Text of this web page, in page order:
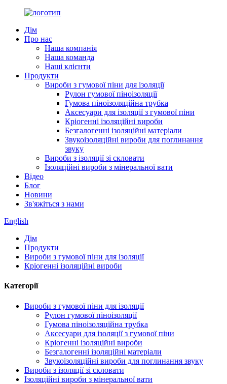
Дім
Про нас
Наша компанія
Наша команда
Наші клієнти
Продукти
Вироби з гумової піни для ізоляції
Рулон гумової піноізоляції
Гумова піноізоляційна трубка
Аксесуари для ізоляції з гумової піни
Кріогенні ізоляційні вироби
Безгалогенні ізоляційні матеріали
Звукоізоляційні вироби для поглинання
звуку
Вироби з ізоляції зі скловати
Ізоляційні вироби з мінеральної вати
Відео
Блог
Новини
Зв'яжіться з нами
English
Дім
Продукти
Вироби з гумової піни для ізоляції
Кріогенні ізоляційні вироби
Категорії
Вироби з гумової піни для ізоляції
Рулон гумової піноізоляції
Гумова піноізоляційна трубка
Аксесуари для ізоляції з гумової піни
Кріогенні ізоляційні вироби
Безгалогенні ізоляційні матеріали
Звукоізоляційні вироби для поглинання звуку
Вироби з ізоляції зі скловати
Ізоляційні вироби з мінеральної вати